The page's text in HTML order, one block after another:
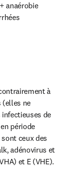
anaérobie
à
(elles ne
de
période
ceux des
adénovirus et
et E (VHE).